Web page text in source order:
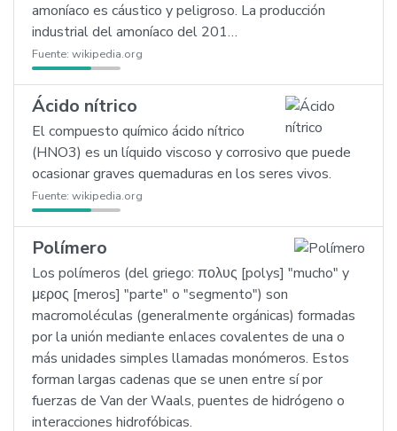
amoníaco es cáustico y peligroso. La producción
industrial del amoníaco del 201…
Fuente: wikipedia.org
Ácido nítrico
El compuesto químico ácido nítrico
(HNO3) es un líquido viscoso y corrosivo que puede
ocasionar graves quemaduras en los seres vivos.
Fuente: wikipedia.org
Polímero
Los polímeros (del griego: πολυς [polys] "mucho" y
μερος [meros] "parte" o "segmento") son
macromoléculas (generalmente orgánicas) formadas
por la unión mediante enlaces covalentes de una o
más unidades simples llamadas monómeros. Estos
forman largas cadenas que se unen entre sí por
fuerzas de Van der Waals, puentes de hidrógeno o
interacciones hidrofóbicas.